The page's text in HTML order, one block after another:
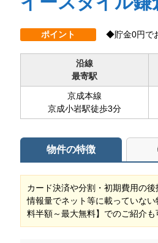
ポイント ◆貯金0円で
沿線
最寄駅
京成本線
京成小岩駅徒歩3分
物件の特徴
カード決済や分割・初期費用の
情報量でネット等に載っていな
料半額～最大無料】でのご紹介